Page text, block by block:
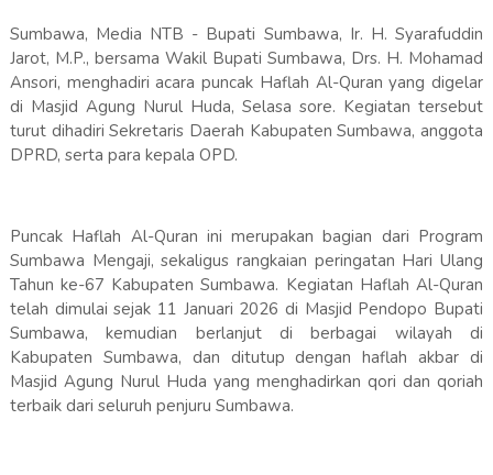
Sumbawa, Media NTB - Bupati Sumbawa, Ir. H. Syarafuddin
Jarot, M.P., bersama Wakil Bupati Sumbawa, Drs. H. Mohamad
Ansori, menghadiri acara puncak Haflah Al-Quran yang digelar
di Masjid Agung Nurul Huda, Selasa sore. Kegiatan tersebut
turut dihadiri Sekretaris Daerah Kabupaten Sumbawa, anggota
DPRD, serta para kepala OPD.
Puncak Haflah Al-Quran ini merupakan bagian dari Program
Sumbawa Mengaji, sekaligus rangkaian peringatan Hari Ulang
Tahun ke-67 Kabupaten Sumbawa. Kegiatan Haflah Al-Quran
telah dimulai sejak 11 Januari 2026 di Masjid Pendopo Bupati
Sumbawa, kemudian berlanjut di berbagai wilayah di
Kabupaten Sumbawa, dan ditutup dengan haflah akbar di
Masjid Agung Nurul Huda yang menghadirkan qori dan qoriah
terbaik dari seluruh penjuru Sumbawa.